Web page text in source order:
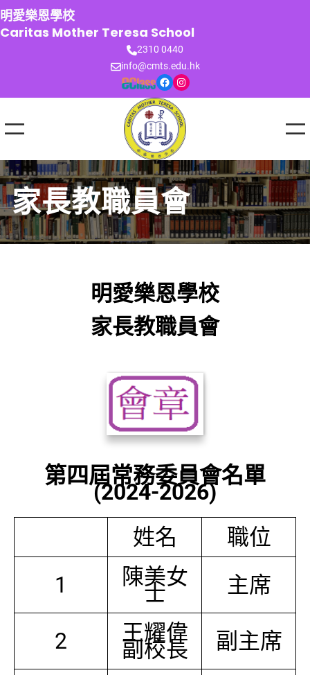
跳
至
主
明愛樂恩學校
Caritas Mother Teresa School
2310 0440
info@cmts.edu.hk
Facebook Instagram
家長教職員會
明愛樂恩學校
家長教職員會
第四屆常務委員會名單
(2024-2026)
姓名
職位
1
陳美女
士 主席
2 王耀偉
副校長 副主席